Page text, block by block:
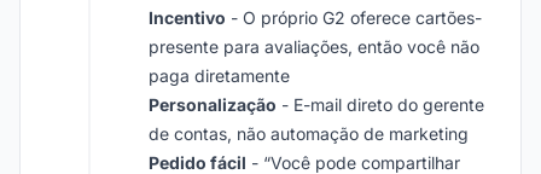
Incentivo - O próprio G2 oferece cartões-
presente para avaliações, então você não
paga diretamente
Personalização - E-mail direto do gerente
de contas, não automação de marketing
Pedido fácil - “Você pode compartilhar